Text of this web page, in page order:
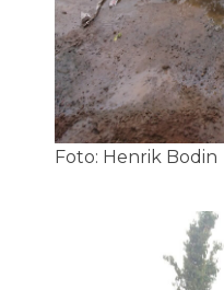
Foto: Henrik Bodin